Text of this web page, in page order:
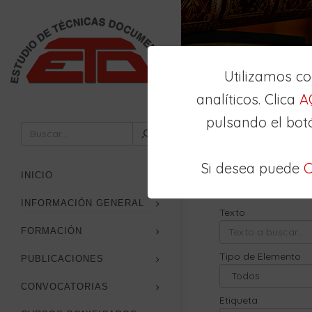
Utilizamos
analíticos. Clica
pulsando el
Si desea puede
INICIO
INFORMACIÓN GENERAL
FORMACIÓN
PUBLICACIONES
CONVOCATORIAS
Búsqueda
Texto
Tipo de Elemento
Etiqueta